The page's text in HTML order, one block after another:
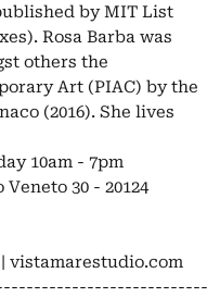
by MIT List
Rosa Barba was
others the
Art (PIAC) by the
(2016). She lives
10am - 7pm
30 - 20124
| vistamarestudio.com